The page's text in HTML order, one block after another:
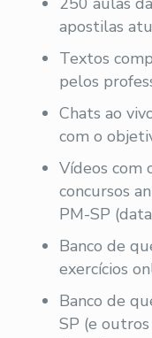
apostilas
Textos
pelos
Chats ao
com o
Vídeos com
concursos
PM-SP
Banco de
exercícios
Banco de
SP (e